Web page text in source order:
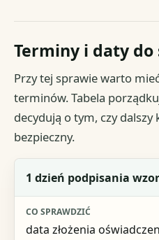
Terminy i daty
Przy tej sprawie warto
terminów. Tabela
decydują o tym, czy dalszy
bezpieczny.
Moment lub termin
Co sprawdzić
1 dzień podpisania
data złożenia